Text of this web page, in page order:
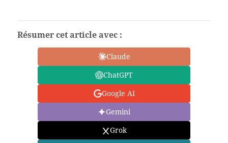
Résumer cet article avec :
Claude
ChatGPT
Google AI
Gemini
Grok